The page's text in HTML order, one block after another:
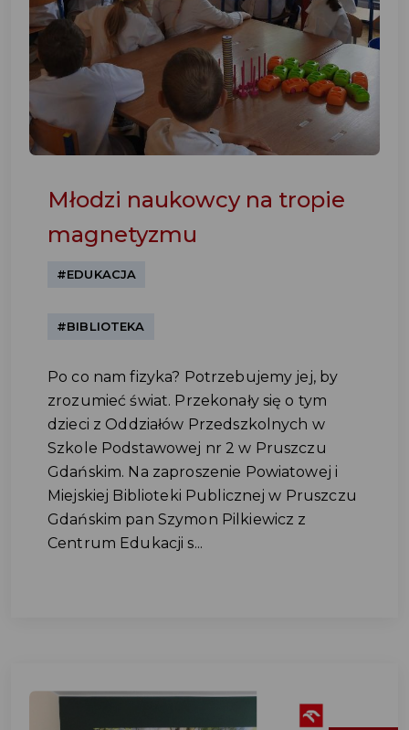
Młodzi naukowcy na tropie
magnetyzmu
#EDUKACJA
#BIBLIOTEKA
Po co nam fizyka? Potrzebujemy jej, by
zrozumieć świat. Przekonały się o tym
dzieci z Oddziałów Przedszkolnych w
Szkole Podstawowej nr 2 w Pruszczu
Gdańskim. Na zaproszenie Powiatowej i
Miejskiej Biblioteki Publicznej w Pruszczu
Gdańskim pan Szymon Pilkiewicz z
Centrum Edukacji s...